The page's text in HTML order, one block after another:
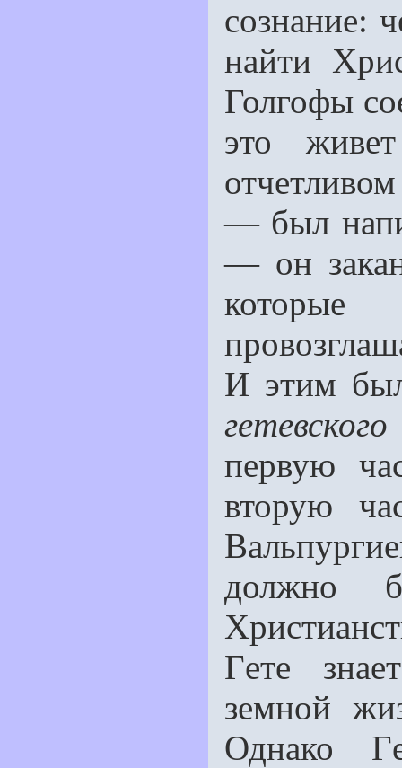
сознание:
найти
Голгофы
это
— был
— он
которые
И этим
первую
вторую
должно
Гeте
земной
Однако